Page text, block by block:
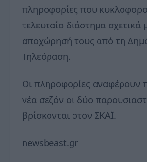
πληροφορίες που
τελευταίο διάστημα σχετικά
αποχώρησή τους από τη
Τηλεόραση.
Οι πληροφορίες αναφέρουν
νέα σεζόν οι δύο
βρίσκονται στον ΣΚΑΪ.
newsbeast.gr